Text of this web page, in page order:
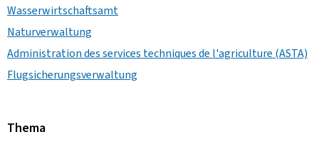
Wasserwirtschaftsamt
Naturverwaltung
Administration des services techniques de l'agriculture (ASTA)
Flugsicherungsverwaltung
Thema